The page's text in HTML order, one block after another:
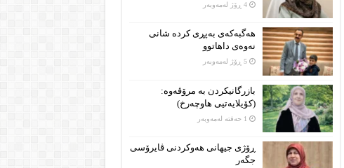
4 ڕۆژ لەمەوبەر
هەگبەکەی بەپڕی کردە شانی
نەوەی داهاتوو
5 ڕۆژ لەمەوبەر
بازرگانیکردن بە مرۆڤەوە:
(کۆیلایەتیی هاوچەرخ)
1 حەفتە لەمەوبەر
ڕۆژی جیهانی هەوکردنی ڤایرۆسی
جگەر